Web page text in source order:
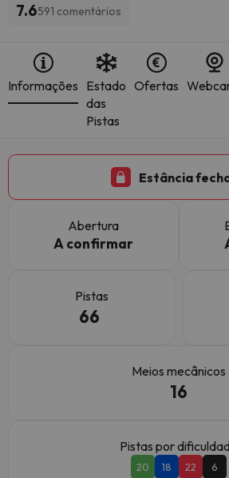
7.6591 comentários
Informações Estado
das
Pistas
Ofertas
Estância
Abertura
A confirmar
Pistas
66
Meios mecânicos
16
Pistas por
20 18 22 6